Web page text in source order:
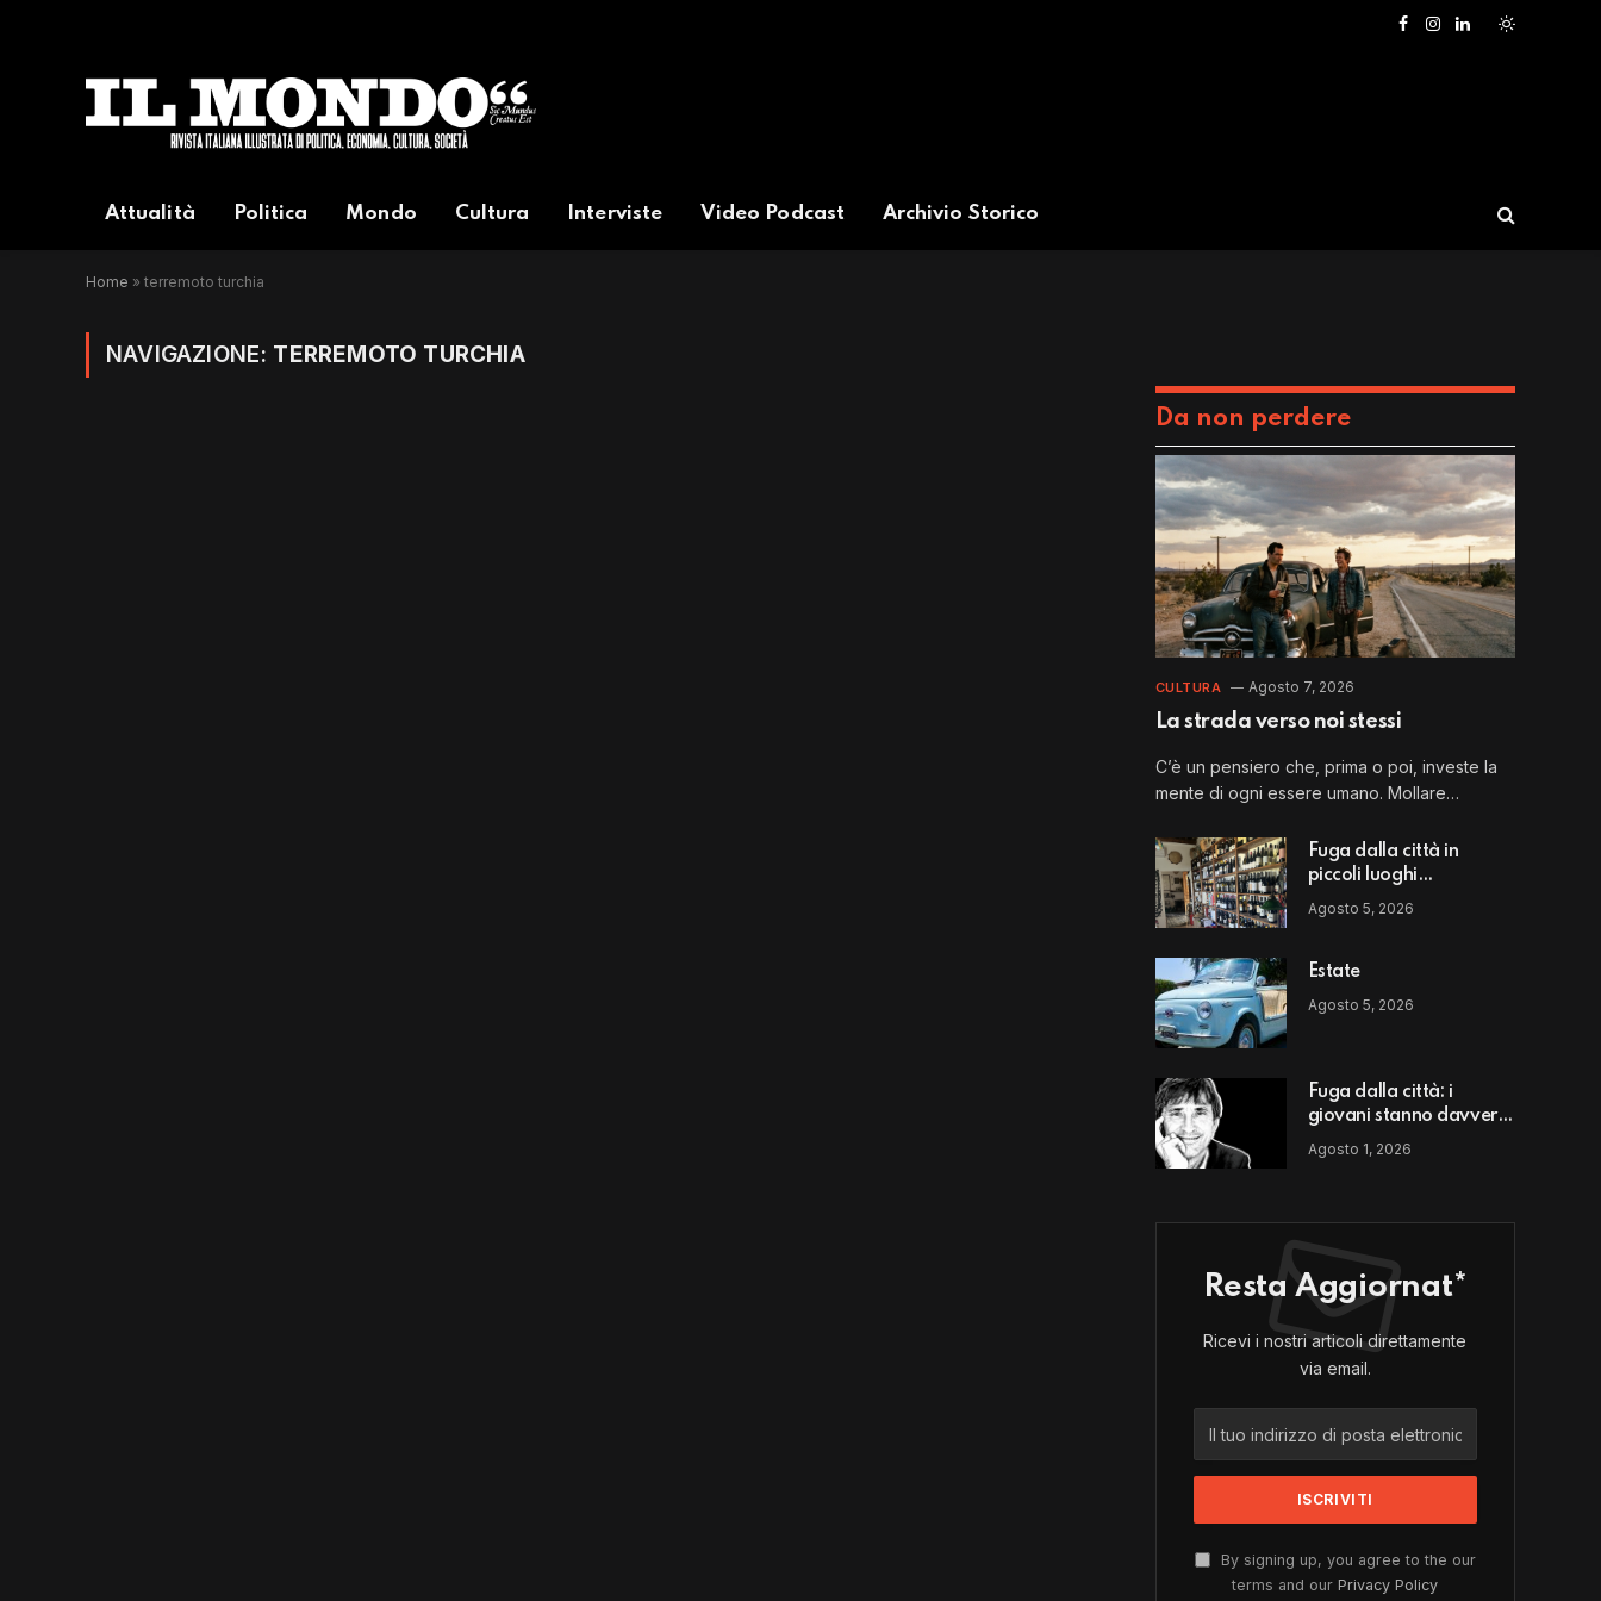
Facebook
Instagram
LinkedIn
Attualità Politica Mondo Cultura Interviste Video Podcast Archivio Storico
Home » terremoto turchia
NAVIGAZIONE: TERREMOTO TURCHIA
Da non perdere
CULTURA Agosto 7, 2026
La strada verso noi stessi
C’è un pensiero che, prima o poi, investe la
mente di ogni essere umano. Mollare…
Fuga dalla città in
piccoli luoghi
straordinari: il Perbacco
di Vito Puglia
Agosto 5, 2026
Estate
Agosto 5, 2026
Fuga dalla città: i
giovani stanno davvero
scappando da un luogo
o da un modello di vita?
Agosto 1, 2026
Resta Aggiornat*
Ricevi i nostri articoli direttamente
via email.
By signing up, you agree to the our
terms and ourPrivacy Policy